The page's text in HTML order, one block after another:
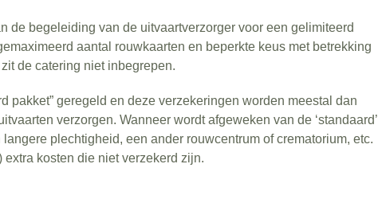
de begeleiding van de uitvaartverzorger voor een gelimiteerd
aantal rouwkaarten en beperkte keus met betrekking
de catering niet inbegrepen.
pakket” geregeld en deze verzekeringen worden meestal dan
verzorgen. Wanneer wordt afgeweken van de ‘standaard’
plechtigheid, een ander rouwcentrum of crematorium, etc.
kosten die niet verzekerd zijn.